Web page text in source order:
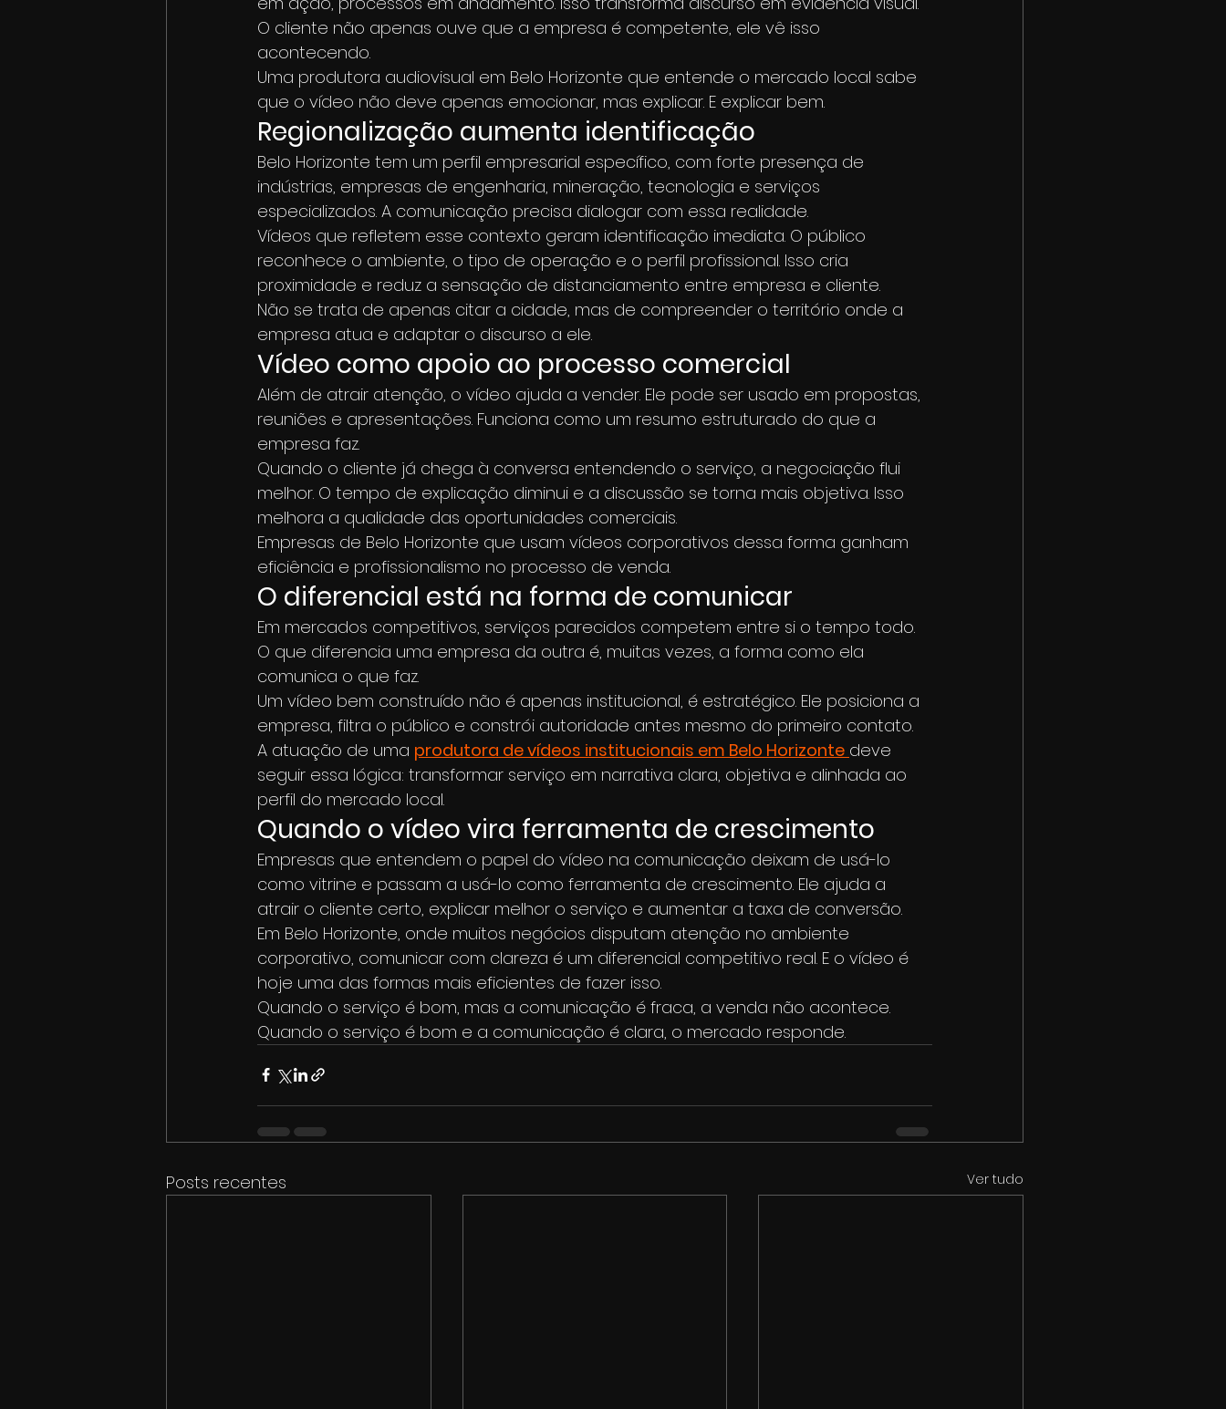
O cliente não apenas ouve que a empresa é competente, ele vê isso
acontecendo.
Uma produtora audiovisual em Belo Horizonte que entende o mercado local sabe
que o vídeo não deve apenas emocionar, mas explicar. E explicar bem.
Regionalização aumenta identificação
Belo Horizonte tem um perfil empresarial específico, com forte presença de
indústrias, empresas de engenharia, mineração, tecnologia e serviços
especializados. A comunicação precisa dialogar com essa realidade.
Vídeos que refletem esse contexto geram identificação imediata. O público
reconhece o ambiente, o tipo de operação e o perfil profissional. Isso cria
proximidade e reduz a sensação de distanciamento entre empresa e cliente.
Não se trata de apenas citar a cidade, mas de compreender o território onde a
empresa atua e adaptar o discurso a ele.
Vídeo como apoio ao processo comercial
Além de atrair atenção, o vídeo ajuda a vender. Ele pode ser usado em propostas,
reuniões e apresentações. Funciona como um resumo estruturado do que a
empresa faz.
Quando o cliente já chega à conversa entendendo o serviço, a negociação flui
melhor. O tempo de explicação diminui e a discussão se torna mais objetiva. Isso
melhora a qualidade das oportunidades comerciais.
Empresas de Belo Horizonte que usam vídeos corporativos dessa forma ganham
eficiência e profissionalismo no processo de venda.
O diferencial está na forma de comunicar
Em mercados competitivos, serviços parecidos competem entre si o tempo todo.
O que diferencia uma empresa da outra é, muitas vezes, a forma como ela
comunica o que faz.
Um vídeo bem construído não é apenas institucional, é estratégico. Ele posiciona a
empresa, filtra o público e constrói autoridade antes mesmo do primeiro contato.
A atuação de uma produtora de vídeos institucionais em Belo Horizonte deve
seguir essa lógica: transformar serviço em narrativa clara, objetiva e alinhada ao
perfil do mercado local.
Quando o vídeo vira ferramenta de crescimento
Empresas que entendem o papel do vídeo na comunicação deixam de usá-lo
como vitrine e passam a usá-lo como ferramenta de crescimento. Ele ajuda a
atrair o cliente certo, explicar melhor o serviço e aumentar a taxa de conversão.
Em Belo Horizonte, onde muitos negócios disputam atenção no ambiente
corporativo, comunicar com clareza é um diferencial competitivo real. E o vídeo é
hoje uma das formas mais eficientes de fazer isso.
Quando o serviço é bom, mas a comunicação é fraca, a venda não acontece.
Quando o serviço é bom e a comunicação é clara, o mercado responde.
Posts recentes Ver tudo